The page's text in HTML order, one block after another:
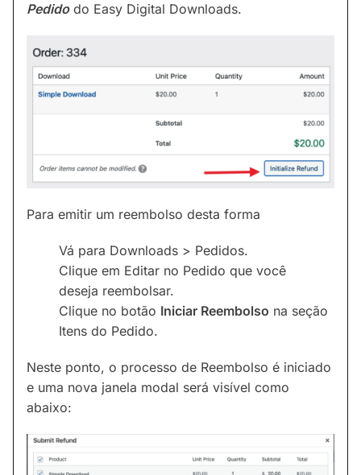
Pedidodo Easy Digital Downloads.
Para emitir um reembolso desta forma
Vá para Downloads > Pedidos.
Clique em Editar no Pedido que você
deseja reembolsar.
Clique no botão Iniciar Reembolso na seção
Itens do Pedido.
Neste ponto, o processo de Reembolso é iniciado
e uma nova janela modal será visível como
abaixo: